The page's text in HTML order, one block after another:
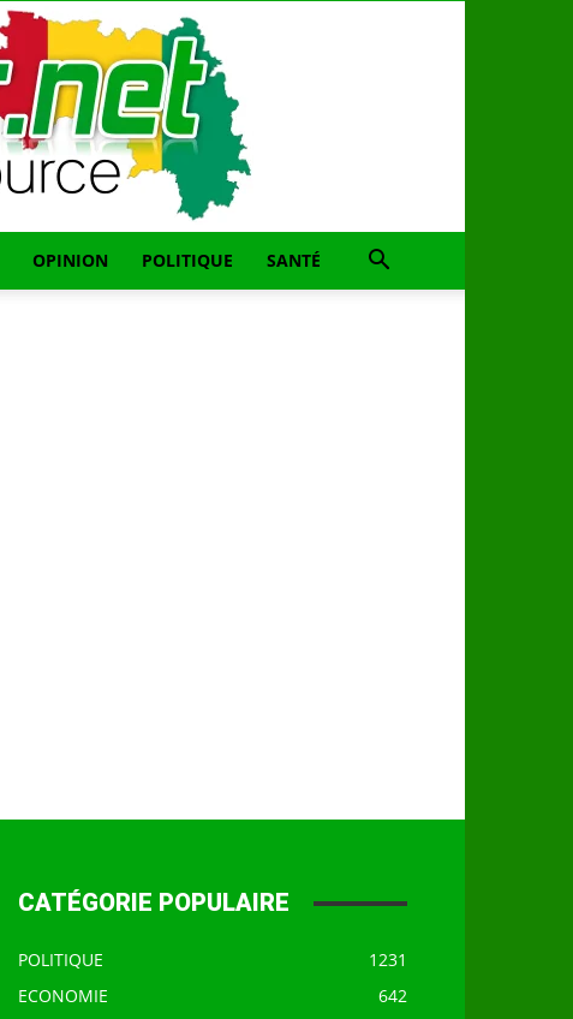
OPINION POLITIQUE SANTÉ
CATÉGORIE POPULAIRE
POLITIQUE
1231
ECONOMIE
642